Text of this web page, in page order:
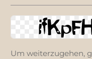
Um weiterzugehen,